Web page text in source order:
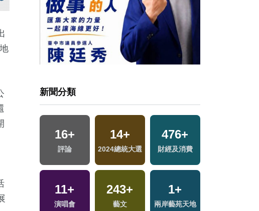
新聞分類
法放大鏡
16+
評論
14+
2024總統大選
476+
財經及消費
11+
演唱會
243+
藝文
1+
兩岸藝苑天地